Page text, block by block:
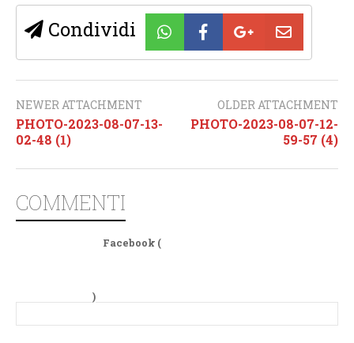
Condividi
NEWER ATTACHMENT
PHOTO-2023-08-07-13-
02-48 (1)
OLDER ATTACHMENT
PHOTO-2023-08-07-12-
59-57 (4)
COMMENTI
Facebook (
)